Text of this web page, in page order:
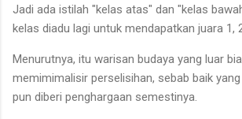
Jadi ada istilah "kelas atas" dan "kelas
kelas diadu lagi untuk mendapatkan juara 1,
Menurutnya, itu warisan budaya yang luar
memimimalisir perselisihan, sebab baik
pun diberi penghargaan semestinya.